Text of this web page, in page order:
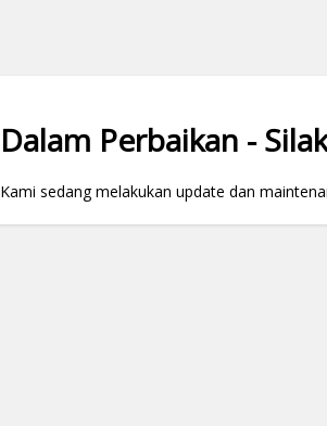
Dalam Perbaikan -
Kami sedang melakukan update dan